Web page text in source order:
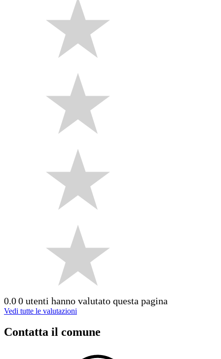
0.00 utenti hanno valutato questa pagina
Vedi tutte le valutazioni
Contatta il comune